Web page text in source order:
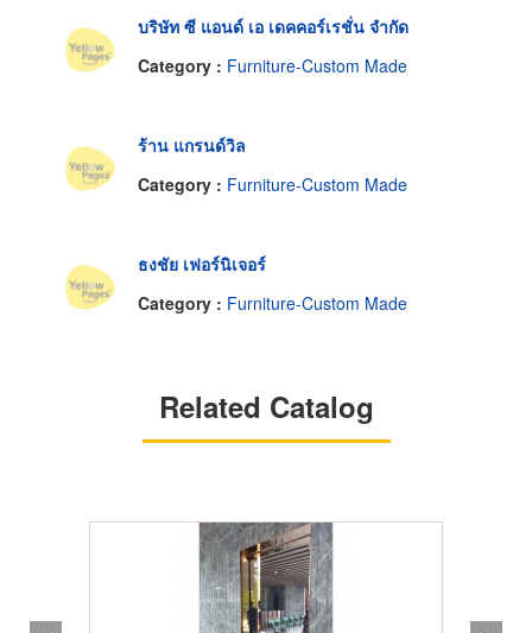
บริษัท ซี แอนด์ เอ เดคคอร์เรชั่น จำกัด
Category : Furniture-Custom Made
ร้าน แกรนด์วิล
Category : Furniture-Custom Made
ธงชัย เฟอร์นิเจอร์
Category : Furniture-Custom Made
Related Catalog